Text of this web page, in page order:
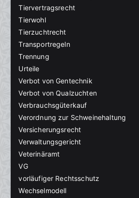
Tiervertragsrecht
Tierwohl
Tierzuchtrecht
Transportregeln
Trennung
Urteile
Verbot von Gentechnik
Verbot von Qualzuchten
Verbrauchsgüterkauf
Verordnung zur Schweinehaltung
Versicherungsrecht
Verwaltungsgericht
Veterinäramt
VG
vorläufiger Rechtsschutz
Wechselmodell